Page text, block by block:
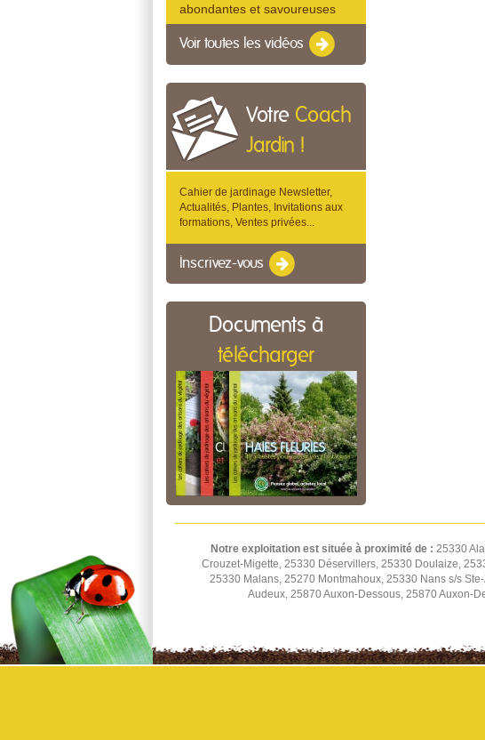
abondantes et savoureuses
Voir toutes les vidéos
Votre Coach
Jardin !
Cahier de jardinage Newsletter,
Actualités, Plantes, Invitations aux
formations, Ventes privées...
Inscrivez-vous
Documents à
télécharger
Notre exploitation est située à proximité de : 25330
Crouzet-Migette, 25330 Déservillers, 25330 Doulaize,
25330 Malans, 25270 Montmahoux, 25330 Nans s/s
Audeux, 25870 Auxon-Dessous, 25870 Auxon-